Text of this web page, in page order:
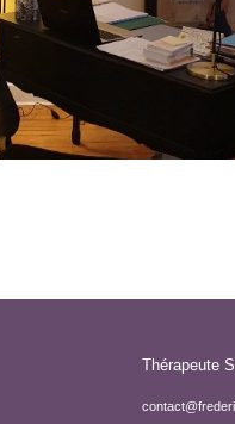
Thérapeute